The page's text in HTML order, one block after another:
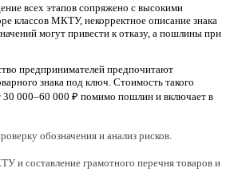
всех этапов сопряжено с высокими
классов МКТУ, некорректное описание знака
могут привести к отказу, а пошлины при
предпринимателей предпочитают
знака под ключ. Стоимость такого
30 000–60 000 ₽ помимо пошлин и включает в
обозначения и анализ рисков.
и составление грамотного перечня товаров и